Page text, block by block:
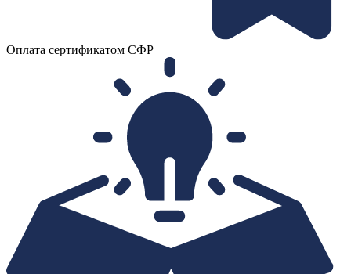
Оплата сертификатом СФР